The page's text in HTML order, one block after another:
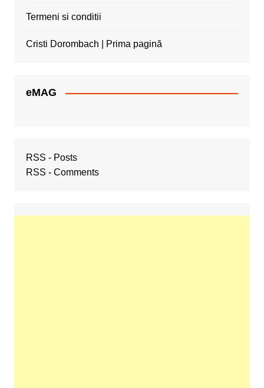
Termeni si conditii
Cristi Dorombach | Prima pagină
eMAG
RSS - Posts
RSS - Comments